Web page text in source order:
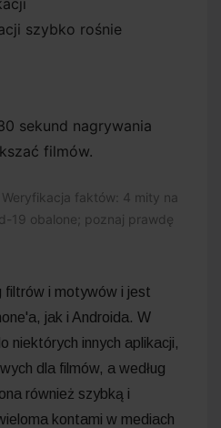
szybko rośnie
sekund nagrywania
filmów.
Weryfikacja faktów: 4 mity na
19 obalone; poznaj prawdę
filtrów i motywów i jest
jak i Androida. W
niektórych innych aplikacji,
dla filmów, a według
również szybką i
kontami w mediach